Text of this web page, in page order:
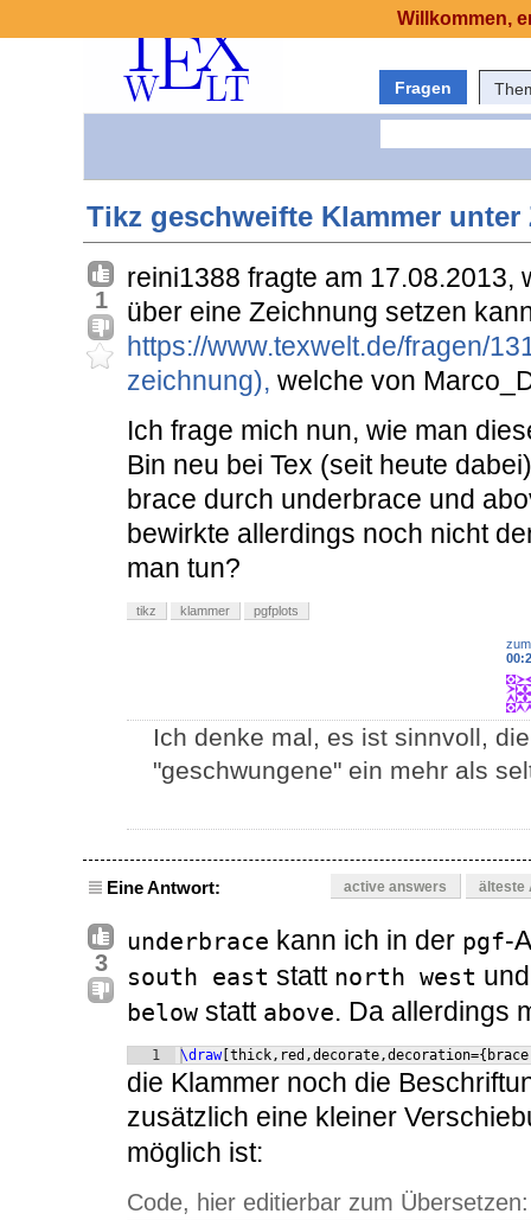
Fragen
Tikz geschweifte Klammer
1
reini1388 fragte am 17.08.2013,
über eine Zeichnung setzen
https://www.texwelt.de/fragen/
zeichnung), welche von
Ich frage mich nun, wie man
Bin neu bei Tex (seit heute
brace durch underbrace und
bewirkte allerdings noch nicht
man tun?
tikz klammer pgfplots
Ich denke mal, es ist sinnvoll,
"geschwungene" ein mehr als
Eine Antwort: active answers älteste
3
underbrace kann ich in der pgf-
south east statt north west
below statt above. Da allerdings
1 \draw[ thick,red,decorate,decoration={
die Klammer noch die
zusätzlich eine kleiner
möglich ist:
Code, hier editierbar zum Übersetzen:
Willkommen,